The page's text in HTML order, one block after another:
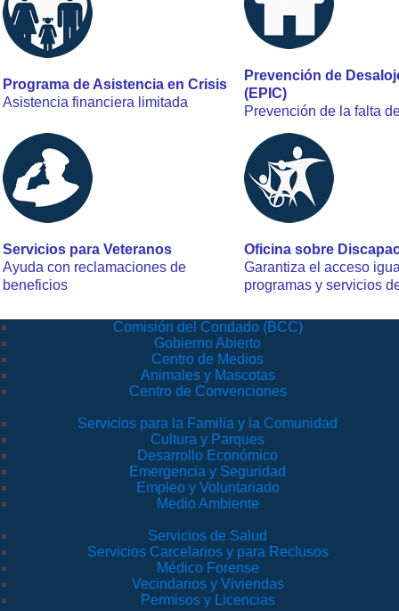
Programa de Asistencia en Crisis
Asistencia financiera limitada
Prevención de
(EPIC)
Prevención de la falta
Servicios para Veteranos
Ayuda con reclamaciones de
beneficios
Oficina sobre
Garantiza el acceso
programas y servicios
Comisión del Condado (BCC)
Gobierno Abierto
Centro de Medios
Animales y Mascotas
Centro de Convenciones
Servicios para la Familia y la Comunidad
Cultura y Parques
Desarrollo Económico
Emergencia y Seguridad
Empleo y Voluntariado
Medio Ambiente
Servicios de Salud
Servicios Carcelarios y para Reclusos
Médico Forense
Vecindarios y Viviendas
Permisos y Licencias